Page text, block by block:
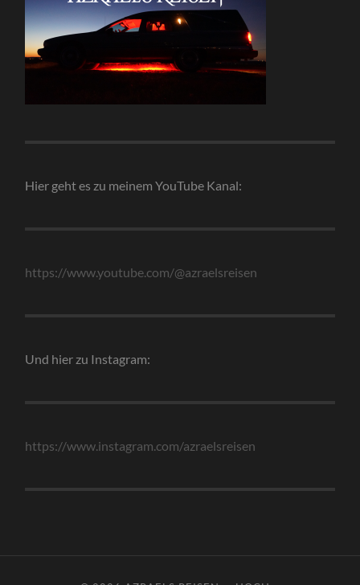
Hier geht es zu meinem YouTube Kanal:
https://www.youtube.com/@azraelsreisen
Und hier zu Instagram:
https://www.instagram.com/azraelsreisen